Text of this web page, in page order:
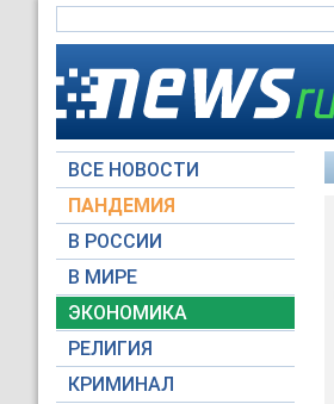
ВСЕ НОВОСТИ
ПАНДЕМИЯ
В РОССИИ
В МИРЕ
ЭКОНОМИКА
РЕЛИГИЯ
КРИМИНАЛ